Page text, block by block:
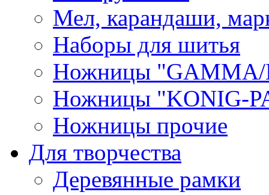
Мел, карандаши,
Наборы для шитья
Ножницы "GAMMA/
Ножницы "KONIG-
Ножницы прочие
Для творчества
Деревянные рамки